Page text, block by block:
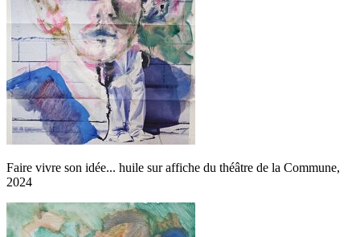
Faire vivre son idée... huile sur affiche du théâtre de la Commune,
2024